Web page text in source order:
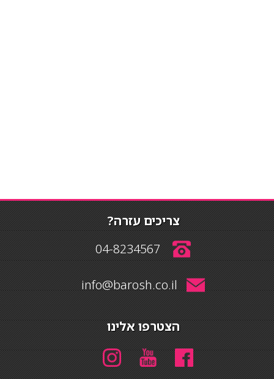
צריכים עזרה?
04-8234567
info@barosh.co.il
הצטרפו אלינו